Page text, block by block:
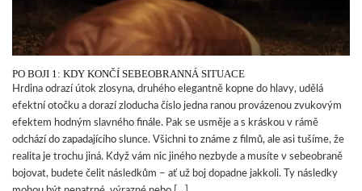
PO BOJI 1: KDY KONČÍ SEBEOBRANNÁ SITUACE
Hrdina odrazí útok zlosyna, druhého elegantně kopne do hlavy, udělá
efektní otočku a dorazí zloducha číslo jedna ranou provázenou zvukovým
efektem hodným slavného finále. Pak se usměje a s kráskou v rámě
odchází do zapadajícího slunce. Všichni to známe z filmů, ale asi tušíme, že
realita je trochu jiná. Když vám nic jiného nezbyde a musíte v sebeobraně
bojovat, budete čelit následkům – ať už boj dopadne jakkoli. Ty následky